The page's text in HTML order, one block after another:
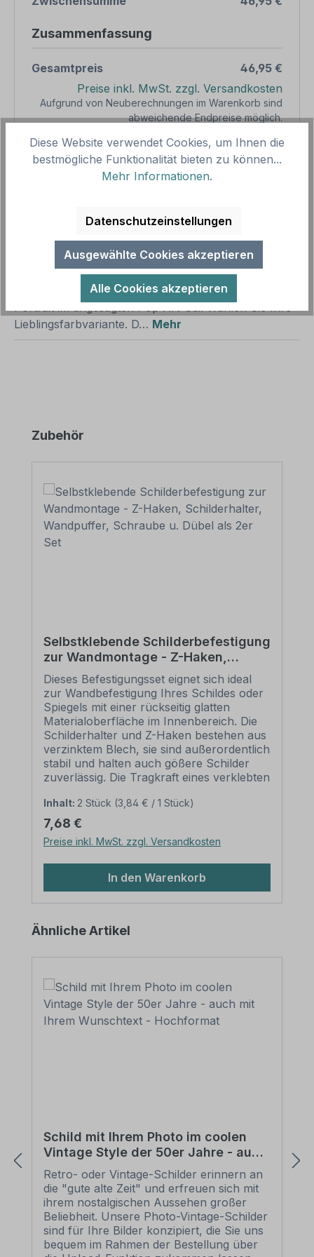
Zusammenfassung
Gesamtpreis
46,95 €
Preise inkl. MwSt. zzgl. Versandkosten
Aufgrund von Neuberechnungen im Warenkorb sind
abweichende Endpreise möglich.
Produkt Anzahl: Gib den
1 In den Warenkorb
Vorlagenummer: FE-02
Beschreibung
Präsentieren Sie Ihr lustiges oder dynamisches
Portrait im angesagten Pop Art-Stil. Wählen Sie Ihre
Lieblingsfarbvariante. D… Mehr
Produktgalerie überspringen
Zubehör
Selbstklebende Schilderbefestigung
zur Wandmontage - Z-Haken,
Schilderhalter, Wandpuffer,
Schraube u. Dübel als 2er Set
Dieses Befestigungsset eignet sich ideal
zur Wandbefestigung Ihres Schildes oder
Spiegels mit einer rückseitig glatten
Materialoberfläche im Innenbereich. Die
Schilderhalter und Z-Haken bestehen aus
verzinktem Blech, sie sind außerordentlich
stabil und halten auch gößere Schilder
zuverlässig. Die Tragkraft eines verklebten
des kompletten Sets 6 kg (korrekte
Anwendung vorausgesetzt). Dies
ermöglicht Ihnen, auch sehr große
Schilder an die Wand zu hängen. Bitte
beachten Sie hierzu unsere
Empfehlungen zur sicheren
Schilderbefestigung (weiter unten).
Merkmale dieses Befestigungssets zur
Schilderhalter, Wandpuffer
zweifacher Ausfertigung: Anwendung: für
Verbundmaterial, Aluminium 2 mm und
anderen Materialien mit glatten
Oberflächen im Innenbereich
Halter beträgt ca. 6 mm) 2 Stück -
Wandpuffer / Distanzhalter 2 Stück -
Dübel / Schrauben (5 x 40 mm) Tragkraft
- Set: Ein Schilderhalter ist für max. 3 kg
ausgelegt, 2 Schilderhalter für insgesamt
max. 6 kg Bitte beachten Sie: Die
Oberfläche, auf der die Schilderhalter
aufgeklebt werden, muss absolut trocken,
staub- und fettfrei sein. Befestigen /
verkleben Sie beide Schilderhalter gerade
Inhalt: 2 Stück (3,84 € / 1 Stück)
Regulärer Preis:
7,68 €
Preise inkl. MwSt. zzgl. Versandkosten
In den Warenkorb
Produktgalerie überspringen
Ähnliche Artikel
Schild mit Ihrem Photo im coolen
Vintage Style der 50er Jahre - auch
mit Ihrem Wunschtext - Hochformat
Retro- oder Vintage-Schilder erinnern an
die "gute alte Zeit" und erfreuen sich mit
ihrem nostalgischen Aussehen großer
Beliebheit. Unsere Photo-Vintage-Schilder
sind für Ihre Bilder konzipiert, die Sie uns
bequem im Rahmen der Bestellung über
Diese Website verwendet Cookies, um Ihnen die
bestmögliche Funktionalität bieten zu können...
Mehr Informationen.
Datenschutzeinstellungen
Ausgewählte Cookies akzeptieren
Alle Cookies akzeptieren